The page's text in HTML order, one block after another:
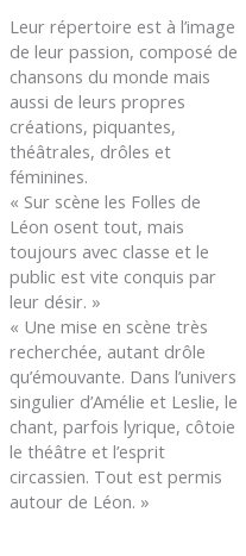
Leur répertoire est à l’image
de leur passion, composé de
chansons du monde mais
aussi de leurs propres
créations, piquantes,
théâtrales, drôles et
féminines.
« Sur scène les Folles de
Léon osent tout, mais
toujours avec classe et le
public est vite conquis par
leur désir. »
« Une mise en scène très
recherchée, autant drôle
qu’émouvante. Dans l’univers
singulier d’Amélie et Leslie, le
chant, parfois lyrique, côtoie
le théâtre et l’esprit
circassien. Tout est permis
autour de Léon. »